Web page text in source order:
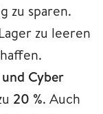
zu sparen.
zu leeren
Cyber
20 %. Auch